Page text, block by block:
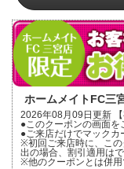
ホームメイトFC三
2026年08月09日更新
●このクーポンの画面を
●ご来店だけでマックカ
※初回ご来店時に、こ
出の場合、割引適用はで
※他のクーポンとは併用